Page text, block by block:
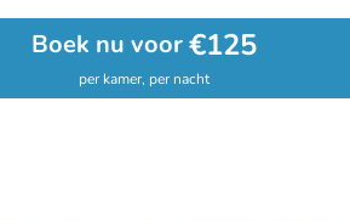
Boek nu voor€125
per kamer, per nacht